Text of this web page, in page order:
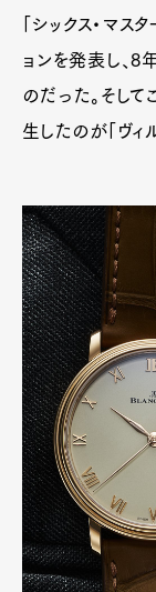
「シックス・マ
ョンを発表し、8
のだった。そし
生したのが「ヴィ